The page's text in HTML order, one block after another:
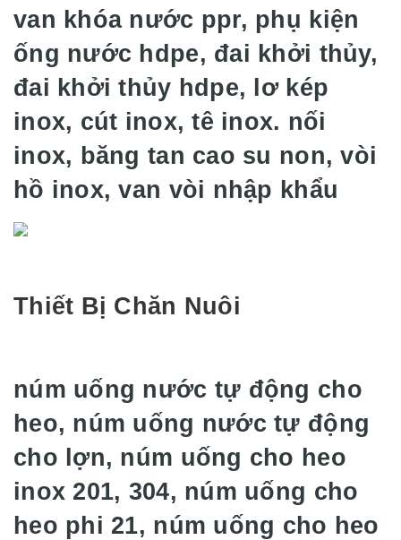
van khóa nước ppr, phụ kiện
ống nước hdpe, đai khởi thủy,
đai khởi thủy hdpe, lơ kép
inox, cút inox, tê inox. nối
inox, băng tan cao su non, vòi
hồ inox, van vòi nhập khẩu
Thiết Bị Chăn Nuôi
núm uống nước tự động cho
heo, núm uống nước tự động
cho lợn, núm uống cho heo
inox 201, 304, núm uống cho
heo phi 21, núm uống cho heo